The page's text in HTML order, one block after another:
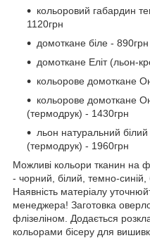
кольоровий габардин
1120грн
домоткане біле - 890грн
домоткане Еліт (льон-
кольорове домоткане
кольорове домоткане
(термодрук) - 1430грн
льон натуральний
(термодрук) - 1960грн
Можливі кольори тканин на
- чорний, білий, темно-синій,
Наявність матеріалу
менеджера! Заготовка
флізеліном. Додається
кольорами бісеру для